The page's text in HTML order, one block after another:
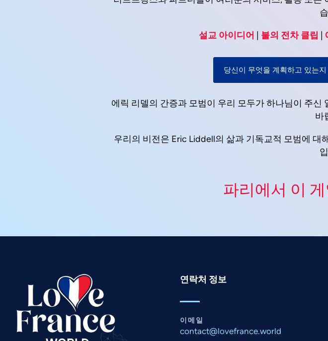
설교 아이디어 불의 전차 클립
당신이 무엇을 계획하고 있는
에릭 리델의 간증과 모범이 우리 모두가 하나님이 주
바
우리의 비전은 Eric Liddell의 삶과 기독교적 모범에 대
파리에서 이
연락처 정보
이메일
contact@lovefrance.world